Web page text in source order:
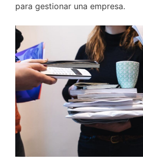
para gestionar una empresa.